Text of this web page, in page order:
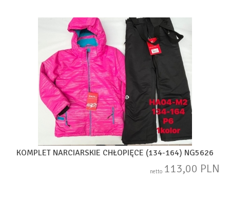
KOMPLET NARCIARSKIE CHŁOPIĘCE (134-164) NG5626
netto 113,00 PLN